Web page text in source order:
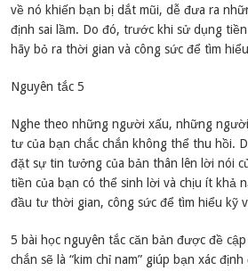
về nó khiến bạn bị dắt mũi, dễ đưa ra
định sai lầm. Do đó, trước khi sử dụng
hãy bỏ ra thời gian và công sức để tìm
Nguyên tắc 5
Nghe theo những người xấu, những
tư của bạn chắc chắn không thể thu hồi.
đặt sự tin tưởng của bản thân lên lời nói
tiền của bạn có thể sinh lời và chịu ít khả
đầu tư thời gian, công sức để tìm hiểu kỹ
5 bài học nguyên tắc căn bản được đề
chắn sẽ là “kim chỉ nam” giúp bạn xác